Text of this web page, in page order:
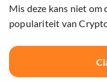
Mis deze kans niet
populariteit van